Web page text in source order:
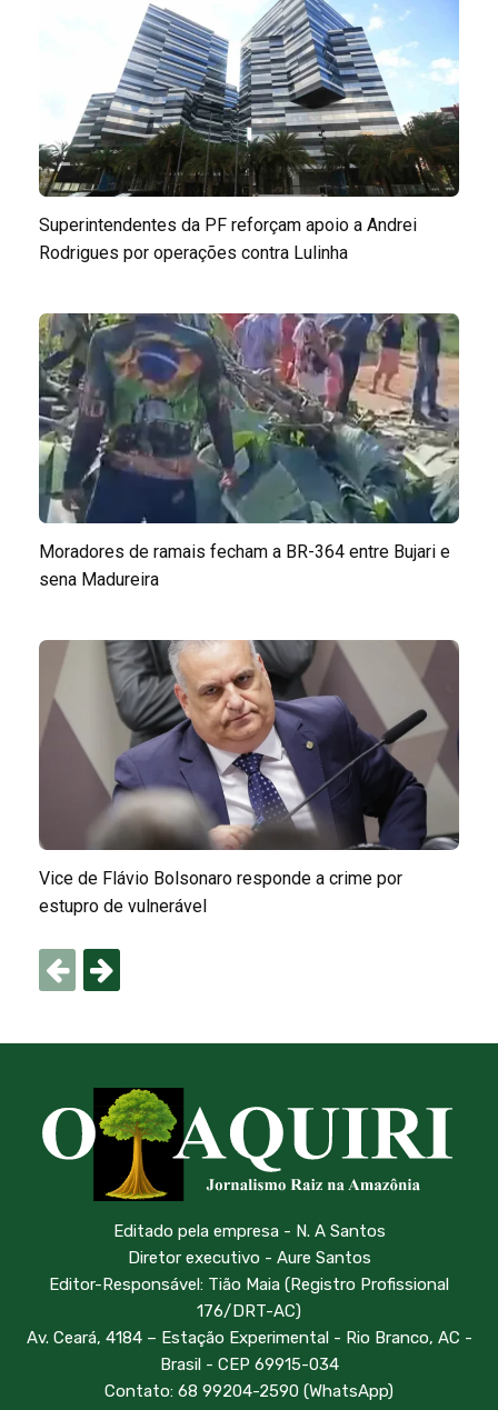
Superintendentes da PF reforçam apoio a Andrei
Rodrigues por operações contra Lulinha
Moradores de ramais fecham a BR-364 entre Bujari e
sena Madureira
Vice de Flávio Bolsonaro responde a crime por
estupro de vulnerável
Editado pela empresa - N. A Santos
Diretor executivo - Aure Santos
Editor-Responsável: Tião Maia (Registro Profissional
176/DRT-AC)
Av. Ceará, 4184 – Estação Experimental - Rio Branco, AC -
Brasil - CEP 69915-034
Contato: 68 99204-2590 (WhatsApp)